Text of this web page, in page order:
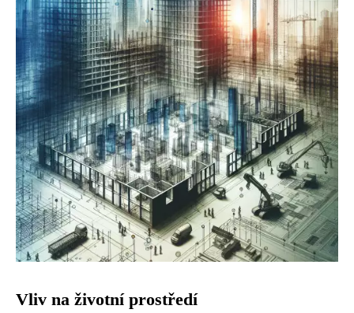
Vliv na životní prostředí